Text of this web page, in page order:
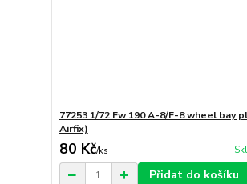
77253 1/72 Fw 190 A-8/F-8 wheel bay
Airfix)
80 Kč/ks
Přidat do košíku